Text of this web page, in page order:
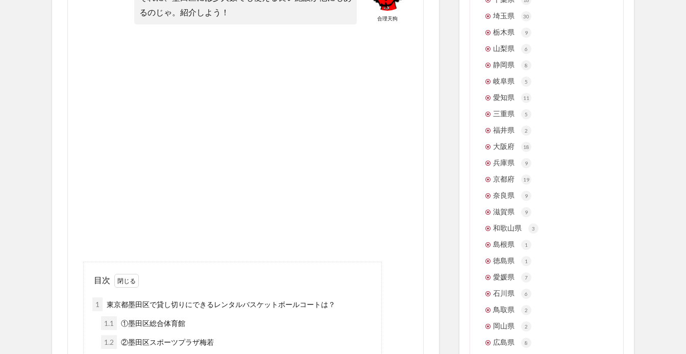
合理天狗
るのじゃ。紹介しよう！
目次
1 東京都墨田区で貸し切りにできるレンタルバスケットボールコートは？
1.1 ①墨田区総合体育館
1.2 ②墨田区スポーツプラザ梅若
埼玉県 30
栃木県 9
山梨県 6
静岡県 8
岐阜県 5
愛知県 11
三重県 5
福井県 2
大阪府 18
兵庫県 9
京都府 19
奈良県 9
滋賀県 9
和歌山県 3
島根県 1
徳島県 1
愛媛県 7
石川県 6
鳥取県 2
岡山県 2
広島県 8